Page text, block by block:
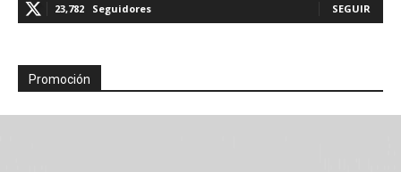
23,782 Seguidores SEGUIR
Promoción